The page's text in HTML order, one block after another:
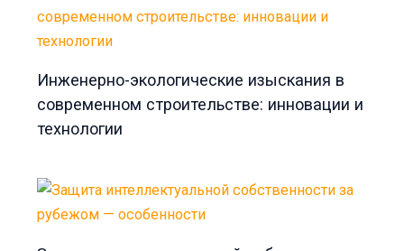
Инженерно-экологические изыскания в
современном строительстве: инновации и
технологии